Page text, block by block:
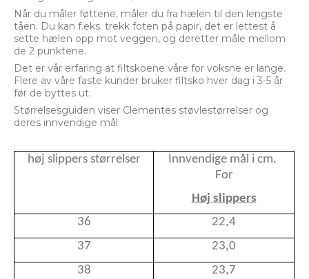
Når du måler føttene, måler du fra hælen til den lengste
tåen. Du kan f.eks. trekk foten på papir, det er lettest å
sette hælen opp mot veggen, og deretter måle mellom
de 2 punktene.
Det er vår erfaring at filtskoene våre for voksne er lange.
Flere av våre faste kunder bruker filtsko hver dag i 3-5 år
før de byttes ut.
Størrelsesguiden viser Clementes støvlestørrelser og
deres innvendige mål.
høj slippers størrelser
Innvendige mål i cm.
For
Høj slippers
36
22,4
37
23,0
38
23,7